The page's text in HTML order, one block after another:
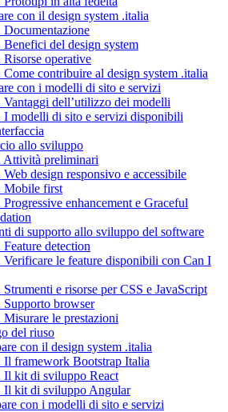
con il design system .italia
Documentazione
Benefici del design system
Risorse operative
Come contribuire al design system .italia
con i modelli di sito e servizi
Vantaggi dell’utilizzo dei modelli
I modelli di sito e servizi disponibili
allo sviluppo
Attività preliminari
Web design responsivo e accessibile
Mobile first
Progressive enhancement e Graceful
di supporto allo sviluppo del software
Feature detection
Verificare le feature disponibili con Can I
Strumenti e risorse per CSS e JavaScript
Supporto browser
Misurare le prestazioni
del riuso
con il design system .italia
Il framework Bootstrap Italia
Il kit di sviluppo React
Il kit di sviluppo Angular
con i modelli di sito e servizi